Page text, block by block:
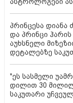
ასტროლოგები
პრინცესა დიანა
და პრინცი
აუხსნელი
დეტალებზე
"ეს სასმელი
დილით 30
საკუთარი